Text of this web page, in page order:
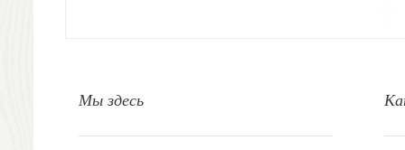
Подставки для визиток записок телефонов
Мы здесь